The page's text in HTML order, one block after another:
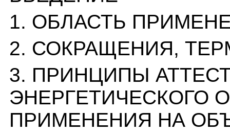
1. ОБЛАСТЬ
2. СОКРАЩЕНИЯ,
3. ПРИНЦИПЫ
ЭНЕРГЕТИЧЕСКОГО
ПРИМЕНЕНИЯ НА